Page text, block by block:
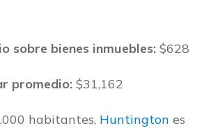
sobre bienes inmuebles: $628
promedio: $31,162
habitantes, Huntington es